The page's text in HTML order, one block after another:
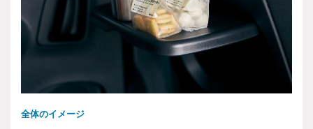
全体のイメージ